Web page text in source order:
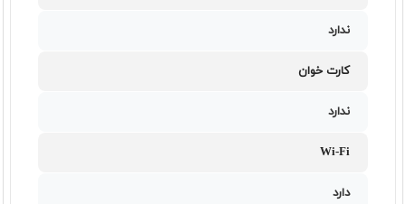
ندارد
کارت خوان
ندارد
Wi-Fi
دارد